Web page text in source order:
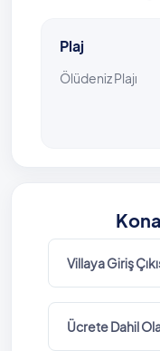
Plaj
Ölüdeniz Plajı
Villaya Giriş
Ücrete Dahil